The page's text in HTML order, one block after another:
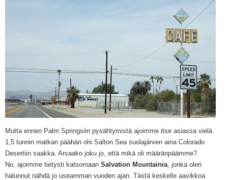
Mutta ennen Palm Springsiin pysähtymistä ajoimme itse asiassa vielä
1,5 tunnin matkan päähän ohi Salton Sea suolajärven aina Colorado
Desertiin saakka. Arvaako joku jo, että mikä oli määränpäämme?
No, ajoimme tietysti katsomaan Salvation Mountainia , jonka olen
halunnut nähdä jo useamman vuoden ajan. Tästä keskelle aavikkoa